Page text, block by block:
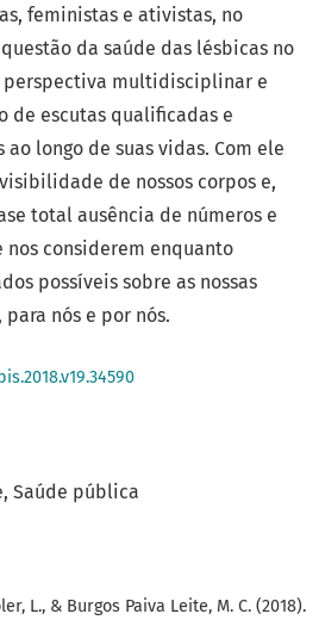
Saúde pública
L., & Burgos Paiva Leite, M. C. (2018).
feministas e ativistas, no
da saúde das lésbicas no
perspectiva multidisciplinar e
de escutas qualificadas e
longo de suas vidas. Com ele
de nossos corpos e,
total ausência de números e
considerem enquanto
possíveis sobre as nossas
nós e por nós.